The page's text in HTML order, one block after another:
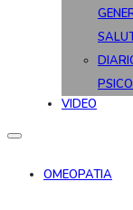
VIDEO
OMEOPATIA